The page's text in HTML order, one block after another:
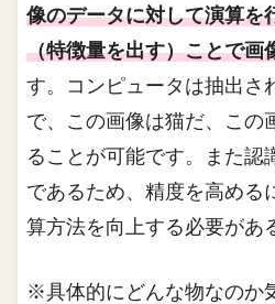
像のデータに対して演算を
（特徴量を出す）ことで画
す。コンピュータは抽出さ
で、この画像は猫だ、この
ることが可能です。また認
であるため、精度を高める
算方法を向上する必要があ
※具体的にどんな物なのか